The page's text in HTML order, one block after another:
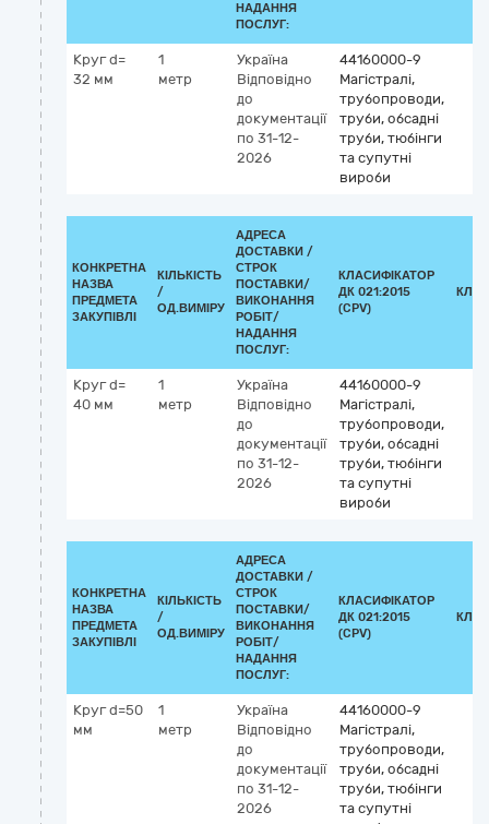
НАДАННЯ
ПОСЛУГ:
Круг d=
32 мм
1
метр
Україна
Відповідно
до
документації
по 31-12-
2026
44160000-9
Магістралі,
трубопроводи,
труби, обсадні
труби, тюбінги
та супутні
вироби
КОНКРЕТНА
НАЗВА
ПРЕДМЕТА
ЗАКУПІВЛІ
КІЛЬКІСТЬ
/
ОД.ВИМІРУ
АДРЕСА
ДОСТАВКИ /
СТРОК
ПОСТАВКИ/
ВИКОНАННЯ
РОБІТ/
НАДАННЯ
ПОСЛУГ:
КЛАСИФІКАТОР
ДК 021:2015
(CPV)
Круг d=
40 мм
1
метр
Україна
Відповідно
до
документації
по 31-12-
2026
44160000-9
Магістралі,
трубопроводи,
труби, обсадні
труби, тюбінги
та супутні
вироби
КОНКРЕТНА
НАЗВА
ПРЕДМЕТА
ЗАКУПІВЛІ
КІЛЬКІСТЬ
/
ОД.ВИМІРУ
АДРЕСА
ДОСТАВКИ /
СТРОК
ПОСТАВКИ/
ВИКОНАННЯ
РОБІТ/
НАДАННЯ
ПОСЛУГ:
КЛАСИФІКАТОР
ДК 021:2015
(CPV)
Круг d=50
мм
1
метр
Україна
Відповідно
до
документації
по 31-12-
2026
44160000-9
Магістралі,
трубопроводи,
труби, обсадні
труби, тюбінги
та супутні